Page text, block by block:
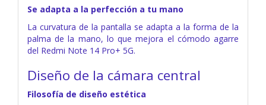
Se adapta a la perfección a tu mano
La curvatura de la pantalla se adapta a la forma de la
palma de la mano, lo que mejora el cómodo agarre
del Redmi Note 14 Pro+ 5G.
Diseño de la cámara central
Filosofía de diseño estética